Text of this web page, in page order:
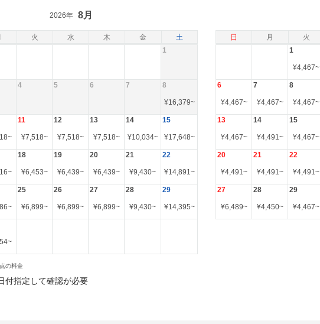
火 水 木 金 土 日 月 火
2026年 8月
1
4 5 6 7 8
¥16,379~
~
11
¥7,518~
12
¥7,518~
13
¥7,518~
14
¥10,034~
15
¥17,648~
~
18
¥6,453~
19
¥6,439~
20
¥6,439~
21
¥9,430~
22
¥14,891~
~
25
¥6,899~
26
¥6,899~
27
¥6,899~
28
¥9,430~
29
¥14,395~
~
1
¥4,467~
6
¥4,467~
7
¥4,467~
8
¥4,467~
13
¥4,467~
14
¥4,491~
15
¥4,467~
20
¥4,491~
21
¥4,491~
22
¥4,491~
27
¥6,489~
28
¥4,450~
29
¥4,467~
の料金
付指定して確認が必要